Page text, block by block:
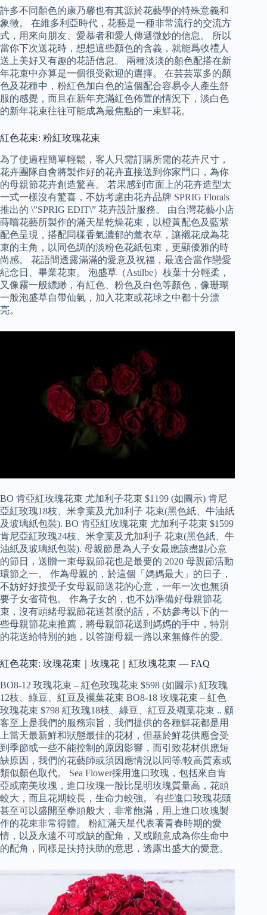
許多不同顏色的康乃馨也有其源於花藝學的特殊意義和
象徵。 在維多利亞時代，花藝是一種非常流行的交流方
式，用來向朋友、愛慕者和愛人傳遞微妙的信息。 所以
當你下次送花時，想想這些顏色的含義，就能爲收禮人
送上美好又有趣的花語信息。 兩種淡淡的顏色配搭在新
年花束中亦算是一個很受歡迎的選擇。 在芸芸眾多的顏
色及花種中，粉紅色加白色的這個配合容易令人產生舒
服的感覺，而且在新年充滿紅色佈置的情況下，淡白色
的新年花束往往可能成為最焦點的一束鮮花。
紅色花束: 粉紅玫瑰花束
為了使過程簡單輕鬆，客人只需訂購所需的花卉尺寸，
花卉團隊自會將製作好的花卉直接送到你家門口，為你
的母親節花卉創造驚喜。 若果感到市面上的花卉造型太
一式一樣沒有驚喜，不妨考慮由花卉品牌 SPRIG Florals
推出的 \”SPRIG EDIT\” 花卉設計服務。 由台灣花藝小店
蒔嚐花藝所製作的滿天星乾燥花束，以橙黃配色及藍紫
配色呈現，搭配同樣香氣濃郁的薰衣草，讓襯花成為花
束的主角，以同色調的淡粉色花紙包束，更顯優雅的時
尚感。 花語間透露滿滿的愛意及祝福，最適合當作戀愛
紀念日、畢業花束。 泡盛草（Astilbe）枝葉十分輕柔，
又像霧一般縹緲，有紅色、粉色及白色等顏色，像珊瑚
一般泡盛草自帶仙氣，加入花束或花球之中都十分漂
亮。
BO 肯亞紅玫瑰花束 尤加利子花束 $1199 (如圖示) 肯尼
亞紅玫瑰18枝、米拿葉及尤加利子 花束(黑色紙、牛油紙
及玻璃紙包裝). BO 肯亞紅玫瑰花束 尤加利子花束 $1599
肯尼亞紅玫瑰24枝、米拿葉及尤加利子 花束(黑色紙、牛
油紙及玻璃紙包裝). 母親節是為人子女最應該盡點心意
的節日，送贈一束母親節花也是最要的 2020 母親節活動
環節之一。 作為母親的，於這個「媽媽最大」的日子，
不妨好好接受子女母親節送花的心意，一年一次也無須
要子女省荷包。 作為子女的，也不妨準備好母親節花
束，沒有頭緒母親節花送甚麼的話，不妨參考以下的一
些母親節花束推薦，將母親節花送到媽媽的手中，特別
的花送給特別的她，以答謝母親一路以來無條件的愛。
紅色花束: 玫瑰花束｜玫瑰花｜紅玫瑰花束 — FAQ
BO8-12 玫瑰花束 – 紅色玫瑰花束 $598 (如圖示) 紅玫瑰
12枝、綠豆、紅豆及襯葉花束 BO8-18 玫瑰花束 – 紅色
玫瑰花束 $798 紅玫瑰18枝、綠豆、紅豆及襯葉花束 .. 顧
客至上是我們的服務宗旨，我們提供的各種鮮花都是用
上當天最新鮮和狀態最佳的花材，但基於鮮花供應會受
到季節或一些不能控制的原因影響，而引致花材供應短
缺原因，我們的花藝師或須因應情況以同等/較高質素或
類似顏色取代。 Sea Flower採用進口玫瑰，包括來自肯
亞或南美玫瑰，進口玫瑰一般比昆明玫瑰質量高，花頭
較大，而且花期較長，生命力較強。 有些進口玫瑰花頭
甚至可以盛開至拳頭般大，非常飽滿，用上進口玫瑰製
作的花束非常得體。 粉紅滿天星代表著青春時期的愛
情，以及永遠不可或缺的配角，又或願意成為你生命中
的配角，同樣是扶持扶助的意思，透露出盛大的愛意。